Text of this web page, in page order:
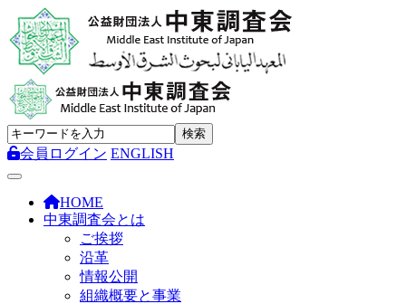
会員ログイン ENGLISH
Toggle navigation
HOME
中東調査会とは
ご挨拶
沿革
情報公開
組織概要と事業